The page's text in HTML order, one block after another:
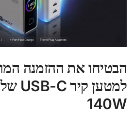
הבטיחו את ההזמנה
140W